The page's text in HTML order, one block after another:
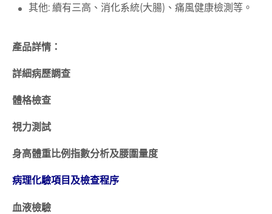
其他: 續有三高、消化系統(大腸)、痛風健康檢測等。
產品詳情：
詳細病歷調查
體格檢查
視力測試
身高體重比例指數分析及腰圍量度
病理化驗項目及檢查程序
血液檢驗